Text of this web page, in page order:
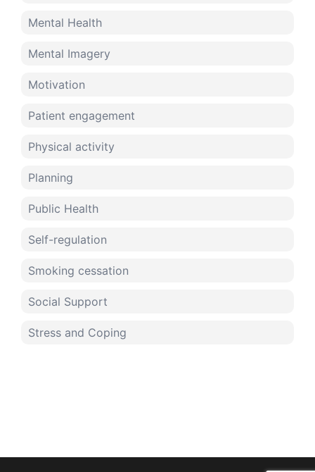
Mental Health
Mental Imagery
Motivation
Patient engagement
Physical activity
Planning
Public Health
Self-regulation
Smoking cessation
Social Support
Stress and Coping